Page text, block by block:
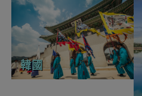
韓國